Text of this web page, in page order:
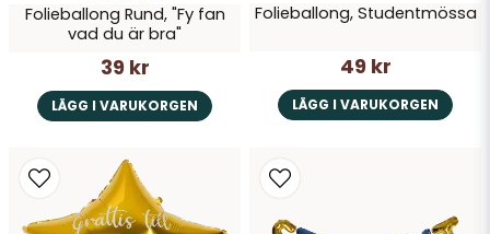
Folieballong Rund, "Fy fan
vad du är bra"
39 kr
LÄGG I VARUKORGEN
Folieballong, Studentmössa
49 kr
LÄGG I VARUKORGEN